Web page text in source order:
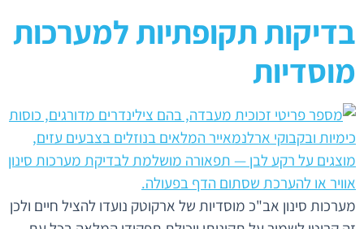
בדיקות תקופתיות למערכות
מוסדיות
מערכות סינון אב"כ מוסדיות של ארקוטק נועדו להציל חיים ולכן